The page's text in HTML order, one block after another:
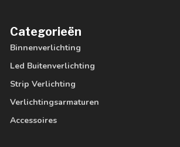
Categorieën
Binnenverlichting
Led Buitenverlichting
Strip Verlichting
Verlichtingsarmaturen
Accessoires